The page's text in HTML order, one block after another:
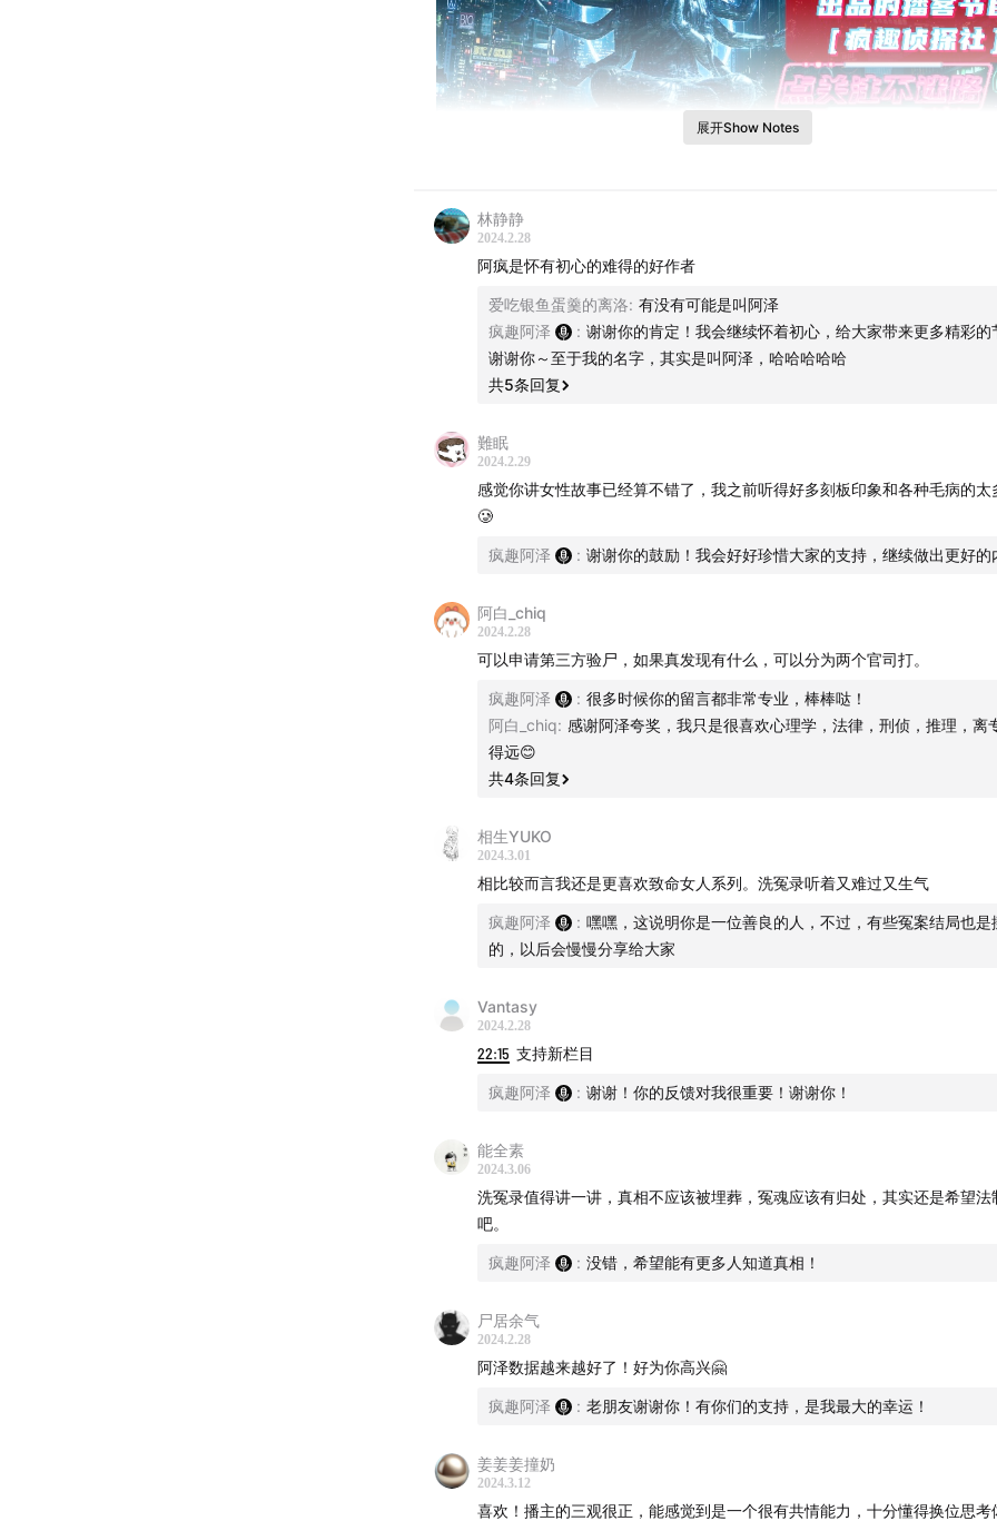
本期简介
“法不能向不法让步”，问题在于，谁是法？谁是不法？
2020年8月8日，商丘市监狱里发生了一件极其诡异的事情，一位即将被
老人，突然浑身赤裸死在了监狱的浴室里，而老人入狱的原因更是匪夷
着调查的深入，一桩冤案浮出了水面。
案件相关图片
展开Show Notes
林静静
2024.2.28
阿疯是怀有初心的难得的好作者
爱吃银鱼蛋羹的离洛: 有没有可能是叫阿泽
疯趣阿泽
: 谢谢你的肯定！我会继续怀着初心，给大家带来更多精彩的
谢谢你～至于我的名字，其实是叫阿泽，哈哈哈哈哈
共5条回复
難眠
2024.2.29
感觉你讲女性故事已经算不错了，我之前听得好多刻板印象和各种毛病的太
🥲
疯趣阿泽 : 谢谢你的鼓励！我会好好珍惜大家的支持，继续做出更好的
阿白_chiq
2024.2.28
可以申请第三方验尸，如果真发现有什么，可以分为两个官司打。
疯趣阿泽 : 很多时候你的留言都非常专业，棒棒哒！
阿白_chiq: 感谢阿泽夸奖，我只是很喜欢心理学，法律，刑侦，推理，离
得远😊
共4条回复
相生YUKO
2024.3.01
相比较而言我还是更喜欢致命女人系列。洗冤录听着又难过又生气
疯趣阿泽 : 嘿嘿，这说明你是一位善良的人，不过，有些冤案结局也是
的，以后会慢慢分享给大家
Vantasy
2024.2.28
22:15 支持新栏目
疯趣阿泽 : 谢谢！你的反馈对我很重要！谢谢你！
能全素
2024.3.06
洗冤录值得讲一讲，真相不应该被埋葬，冤魂应该有归处，其实还是希望法
吧。
疯趣阿泽 : 没错，希望能有更多人知道真相！
尸居余气
2024.2.28
阿泽数据越来越好了！好为你高兴🤗
疯趣阿泽 : 老朋友谢谢你！有你们的支持，是我最大的幸运！
姜姜姜撞奶
2024.3.12
喜欢！播主的三观很正，能感觉到是一个很有共情能力，十分懂得换位思考